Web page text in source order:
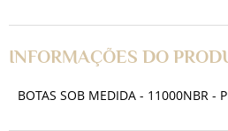
INFORMAÇÕES DO
BOTAS SOB MEDIDA - 11000NBR -